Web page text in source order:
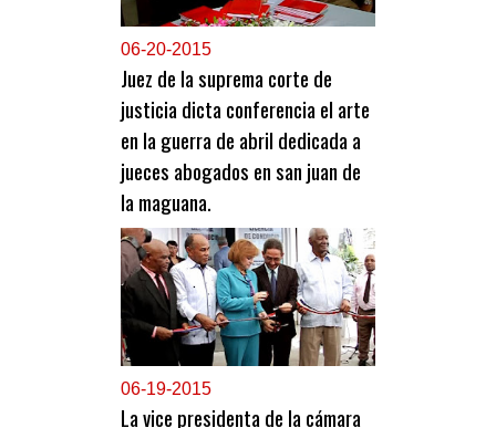
06-20-2015
Juez de la suprema corte de
justicia dicta conferencia el arte
en la guerra de abril dedicada a
jueces abogados en san juan de
la maguana.
06-19-2015
La vice presidenta de la cámara